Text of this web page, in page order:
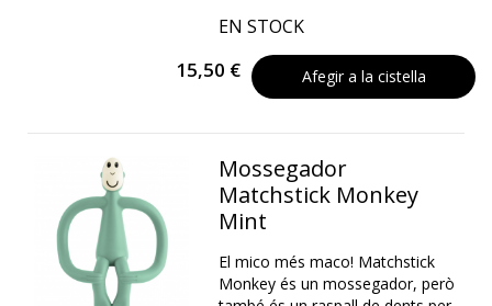
EN STOCK
15,50 € Afegir a la cistella
Mossegador
Matchstick Monkey
Mint
El mico més maco! Matchstick
Monkey és un mossegador, però